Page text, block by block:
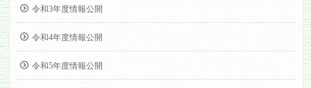
令和3年度情報公開
令和4年度情報公開
令和5年度情報公開